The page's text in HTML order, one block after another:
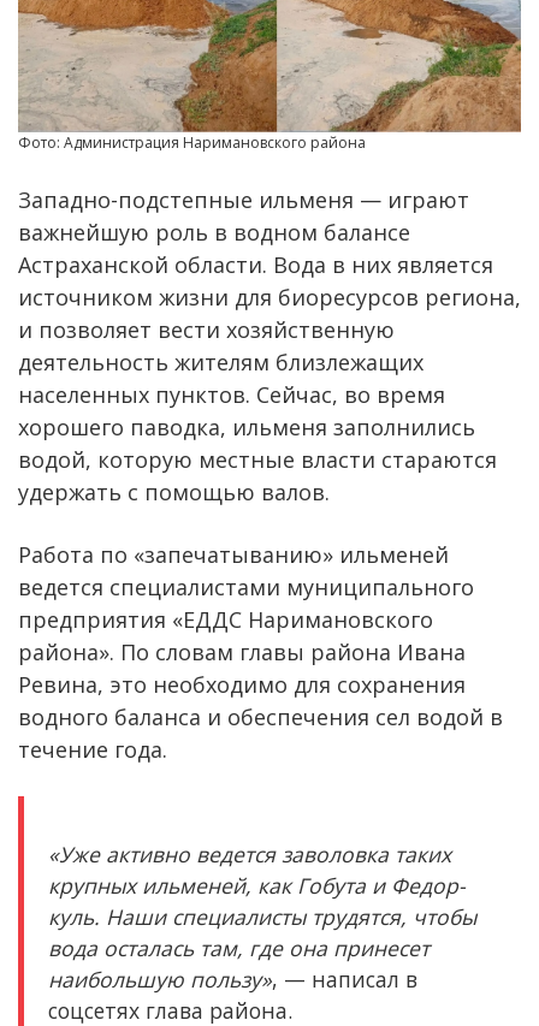
Фото: Администрация Наримановского района
Западно-подстепные ильменя — играют
важнейшую роль в водном балансе
Астраханской области. Вода в них является
источником жизни для биоресурсов региона,
и позволяет вести хозяйственную
деятельность жителям близлежащих
населенных пунктов. Сейчас, во время
хорошего паводка, ильменя заполнились
водой, которую местные власти стараются
удержать с помощью валов.
Работа по «запечатыванию» ильменей
ведется специалистами муниципального
предприятия «ЕДДС Наримановского
района». По словам главы района Ивана
Ревина, это необходимо для сохранения
водного баланса и обеспечения сел водой в
течение года.
«Уже активно ведется заволовка таких
крупных ильменей, как Гобута и Федор-
куль. Наши специалисты трудятся, чтобы
вода осталась там, где она принесет
наибольшую пользу», — написал в
соцсетях глава района.